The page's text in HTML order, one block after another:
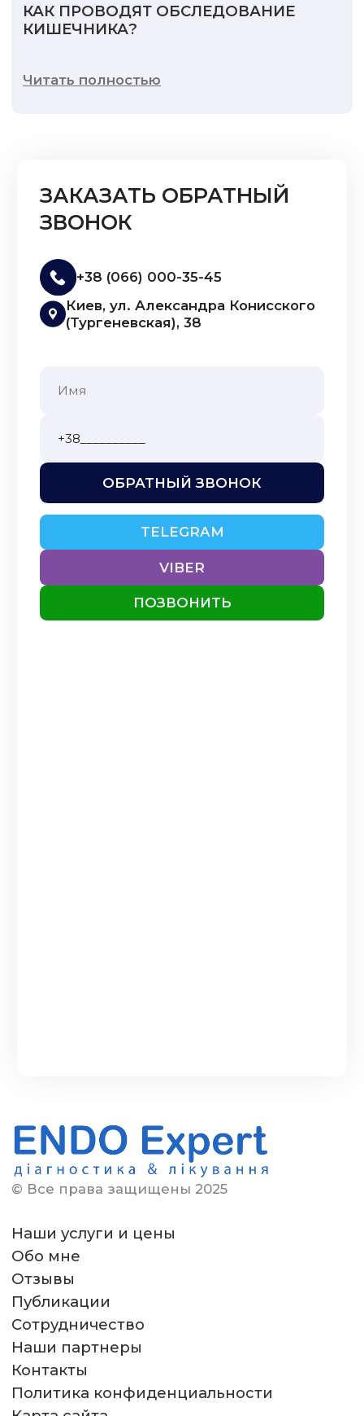
КАК ПРОВОДЯТ ОБСЛЕДОВАНИЕ
КИШЕЧНИКА?
Читать полностью
ЗАКАЗАТЬ ОБРАТНЫЙ
ЗВОНОК
+38 (066) 000-35-45
Киев, ул. Александра Конисского
(Тургеневская), 38
ОБРАТНЫЙ ЗВОНОК
TELEGRAM
VIBER
ПОЗВОНИТЬ
© Все права защищены 2025
Наши услуги и цены
Обо мне
Отзывы
Публикации
Сотрудничество
Наши партнеры
Контакты
Политика конфиденциальности